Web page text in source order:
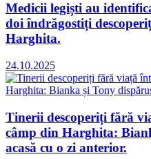
Medicii legiști au
doi îndrăgostiți
Harghita.
24.10.2025
Tinerii descoperiți fără
câmp din Harghita:
acasă cu o zi anterior.